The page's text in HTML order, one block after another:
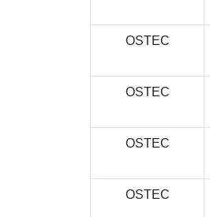
OSTEC
OSTEC
OSTEC
OSTEC